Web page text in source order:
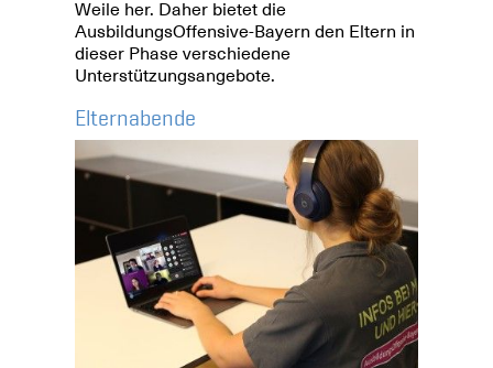
Weile her. Daher bietet die
AusbildungsOffensive-Bayern den Eltern in
dieser Phase verschiedene
Unterstützungsangebote.
Elternabende